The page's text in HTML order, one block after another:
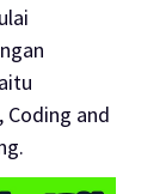
Coding and